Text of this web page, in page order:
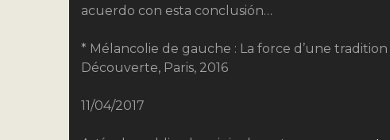
acuerdo con esta conclusión…
* Mélancolie de gauche : La force d’une tradition
Découverte, Paris, 2016
11/04/2017